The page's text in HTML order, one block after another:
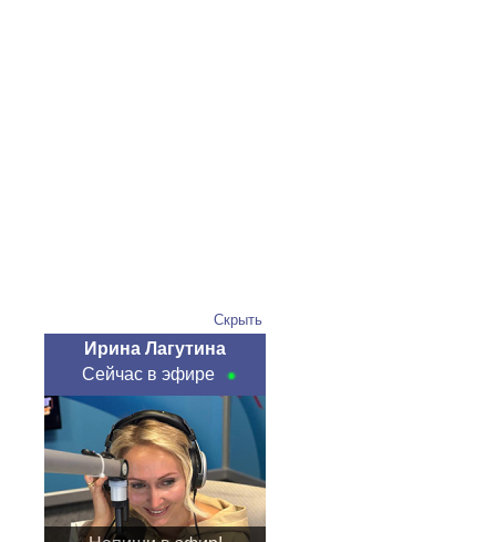
Скрыть
Ирина Лагутина
Сейчас в эфире